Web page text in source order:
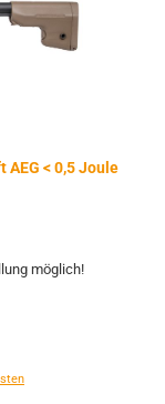
AEG < 0,5 Joule
möglich!